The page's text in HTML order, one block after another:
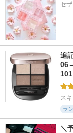
セ
追
ス
ラ
＼